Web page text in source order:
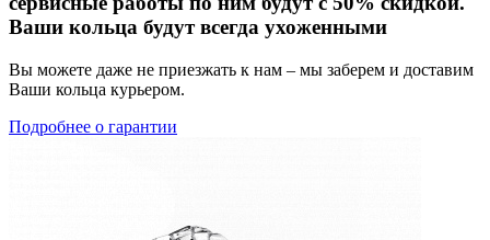
Ваши кольца будут всегда ухоженными
Вы можете даже не приезжать к нам – мы заберем и доставим
Ваши кольца курьером.
Подробнее о гарантии